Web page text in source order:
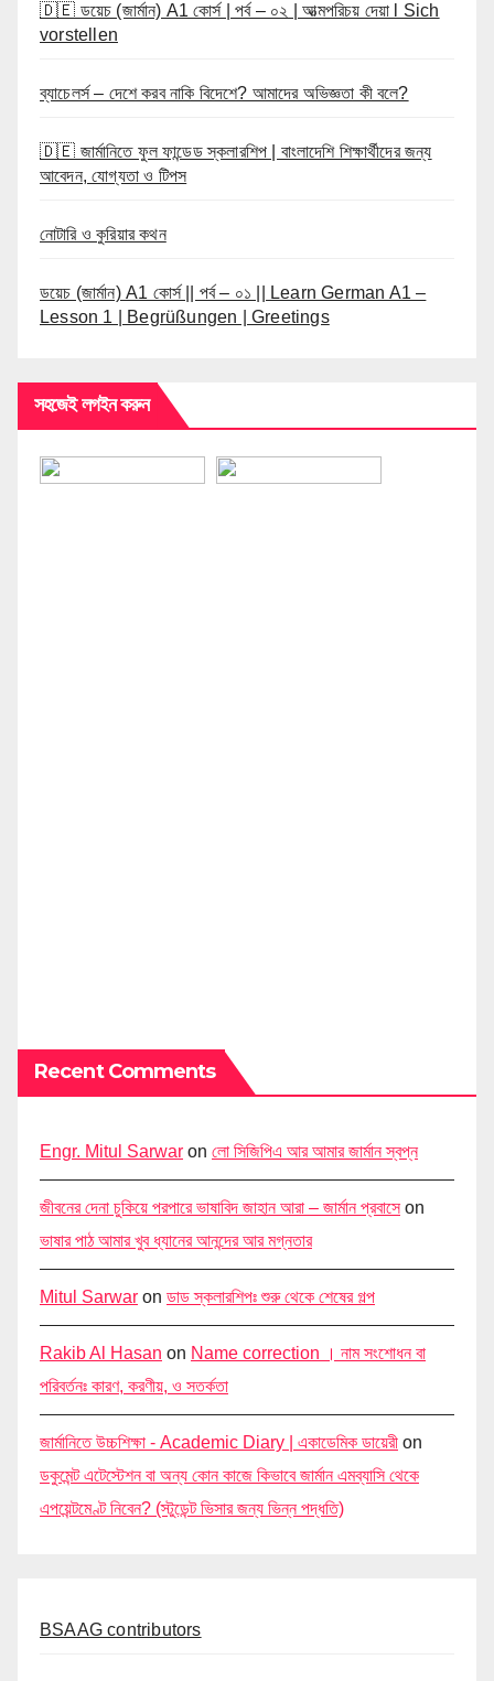
🇩🇪 ডয়েচ (জার্মান) A1 কোর্স | পর্ব – ০২ | আত্মপরিচয় দেয়া l Sich
vorstellen
ব্যাচেলর্স – দেশে করব নাকি বিদেশে? আমাদের অভিজ্ঞতা কী বলে?
🇩🇪 জার্মানিতে ফুল ফান্ডেড স্কলারশিপ | বাংলাদেশি শিক্ষার্থীদের জন্য
আবেদন, যোগ্যতা ও টিপস
নোটারি ও কুরিয়ার কথন
ডয়েচ (জার্মান) A1 কোর্স || পর্ব – ০১ || Learn German A1 –
Lesson 1 | Begrüßungen | Greetings
সহজেই লগইন করুন
Recent Comments
Engr. Mitul Sarwar on লো সিজিপিএ আর আমার জার্মান স্বপ্ন
জীবনের দেনা চুকিয়ে পরপারে ভাষাবিদ জাহান আরা – জার্মান প্রবাসেon
ভাষার পাঠ আমার খুব ধ্যানের আনন্দের আর মগ্নতার
Mitul Sarwar on ডাড স্কলারশিপঃ শুরু থেকে শেষের গল্প
Rakib Al Hasan on Name correction । নাম সংশোধন বা
পরিবর্তনঃ কারণ, করণীয়, ও সতর্কতা
জার্মানিতে উচ্চশিক্ষা - Academic Diary | একাডেমিক ডায়েরী on
ডকুমেন্ট এটেস্টেশন বা অন্য কোন কাজে কিভাবে জার্মান এমব্যাসি থেকে
এপয়েন্টমেণ্ট নিবেন? (স্টুডেন্ট ভিসার জন্য ভিন্ন পদ্ধতি)
BSAAG contributors